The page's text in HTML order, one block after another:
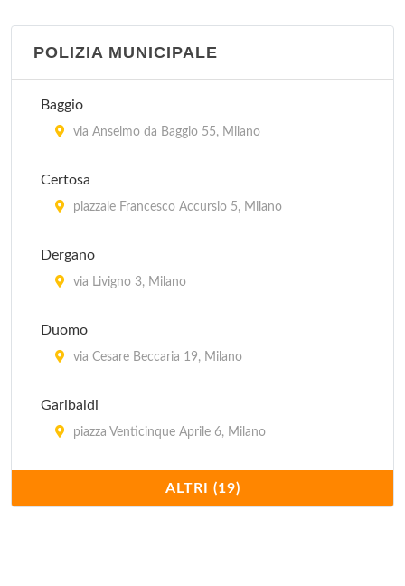
Istituto Europeo Di Oncologia
Istituto Ortopedico Gaetano Pini
Ospedale Niguarda Ca' Granda
Ospedale Dei Bambini Vittore Buzzi
POLIZIA MUNICIPALE
Baggio
via Anselmo da Baggio 55, Milano
Certosa
piazzale Francesco Accursio 5, Milano
Dergano
via Livigno 3, Milano
Duomo
via Cesare Beccaria 19, Milano
Garibaldi
piazza Venticinque Aprile 6, Milano
via Sant'Abbondio 10, Milano
ALTRI (19)